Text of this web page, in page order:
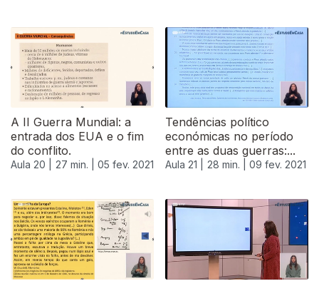
A II Guerra Mundial: a
entrada dos EUA e o fim
do conflito.
Aula 20 | 27 min. | 05 fev. 2021
Tendências político
económicas no período
entre as duas guerras:...
Aula 21 | 28 min. | 09 fev. 2021
525130